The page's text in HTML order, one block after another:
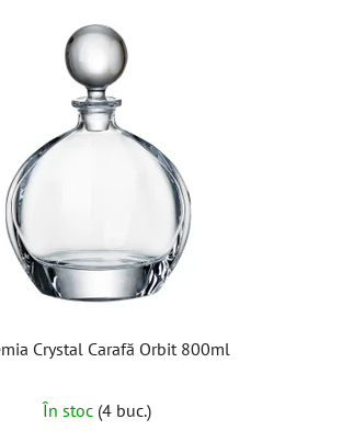
Crystal Carafă Orbit 800ml
În stoc (4 buc.)